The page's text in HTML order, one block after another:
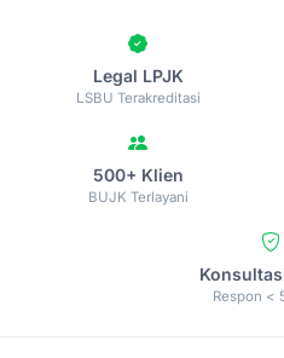
Legal LPJK
LSBU Terakreditasi
500+ Klien
BUJK Terlayani
Respon <